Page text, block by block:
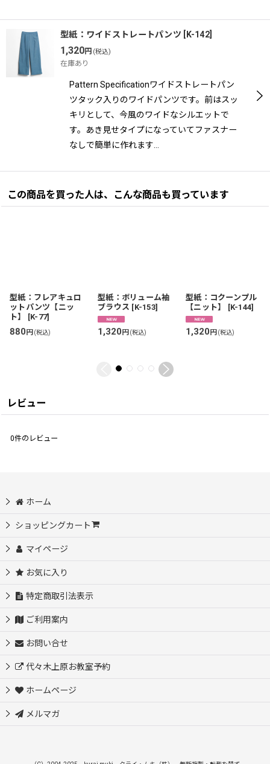
型紙：ワイドストレートパンツ K-142]
1,320円 (税込)
在庫あり
Pattern Specificationワイドストレートパン
ツタック入りのワイドパンツです。前はスッ
キリとして、今風のワイドなシルエットで
す。あき見せタイプになっていてファスナー
なしで簡単に作れます…
この商品を買った人は、こんな商品も買っています
型紙：フレアキュロ
ットパンツ【ニッ
ト】
[K-77]
880円 (税込)
型紙：ボリューム袖
ブラウス [K-153]
1,320円 (税込)
型紙：コクーンプル
【ニット】
[K-144]
1,320円 (税込)
レビュー
0件のレビュー
ホーム
ショッピングカート
マイページ
お気に入り
特定商取引法表示
ご利用案内
お問い合せ
代々木上原お教室予約
ホームページ
メルマガ